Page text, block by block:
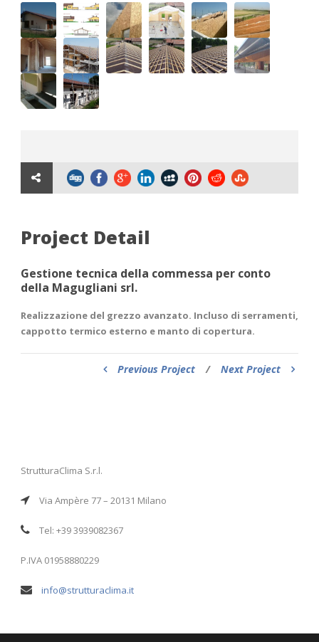
Project Detail
Gestione tecnica della commessa per conto
della Magugliani srl.
Realizzazione del grezzo avanzato. Incluso di serramenti,
cappotto termico esterno e manto di copertura.
Previous Project / Next Project
StrutturaClima S.r.l.
Via Ampère 77 – 20131 Milano
Tel: +39 3939082367
P.IVA 01958880229
info@strutturaclima.it